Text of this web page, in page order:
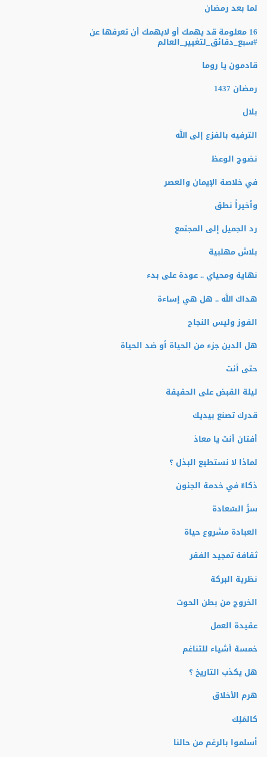
لما بعد رمضان
16 معلومة قد يهمك أو لايهمك أن تعرفها عن
‫#‏سبع_دقائق_لتغيير_العالم‬
قادمون يا روما
رمضان 1437
بلال
الترفيه بالفزع إلى الله
نضوج الوعظ
في خلاصة الإيمان والعصر
وأخيراً نطق
رد الجميل إلى المجتمع
بلاش مهلبية
نهاية ومحياي .. عودة على بدء
هداك الله .. هل هي إساءة
الفوز وليس النجاح
هل الدين جزء من الحياة أو ضد الحياة
حتى أنت
ليلة القبض على الحقيقة
قدرك تصنع بيديك
أفتان أنت يا معاذ
لماذا لا نستطيع البذل ؟
ذكاءٌ في خدمة الجنون
سرُّ السّعادة
العبادة مشروع حياة
ثقافة تمجيد الفقر
نظرية البركة
الخروج من بطن الحوت
عقيدة العمل
خمسة أشياء للتناغم
هل يكذب التاريخ ؟
هرم الأخلاق
كالمَلِك
أسلموا بالرغم من حالنا